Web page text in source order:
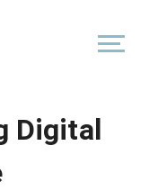
Digital